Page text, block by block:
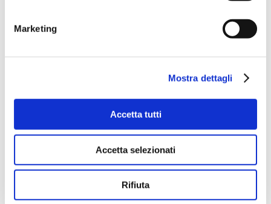
Marketing
Mostra dettagli
Accetta tutti
Accetta selezionati
Rifiuta
I MANAGERIALI – LIFE SKILLS